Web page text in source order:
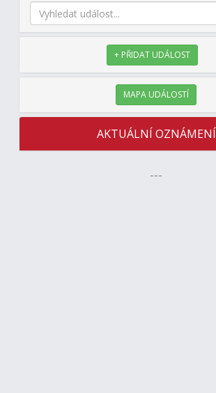
+ PŘIDAT UDÁLOST
MAPA UDÁLOSTÍ
AKTUÁLNÍ OZNÁMENÍ
---